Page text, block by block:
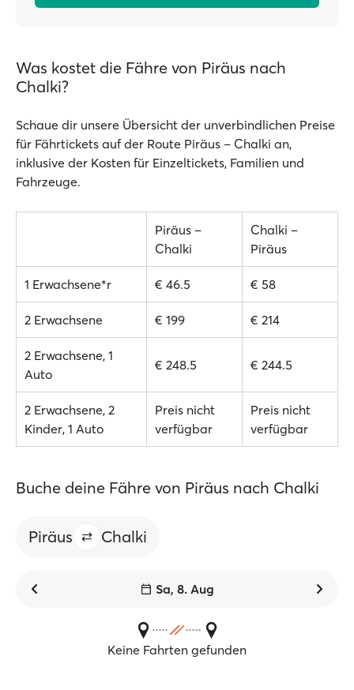
Was kostet die Fähre von Piräus nach
Chalki?
Schaue dir unsere Übersicht der unverbindlichen Preise
für Fährtickets auf der Route Piräus – Chalki an,
inklusive der Kosten für Einzeltickets, Familien und
Fahrzeuge.
Piräus –
Chalki
Chalki –
Piräus
1 Erwachsene*r € 46.5 € 58
2 Erwachsene € 199 € 214
2 Erwachsene, 1
Auto
€ 248.5 € 244.5
2 Erwachsene, 2
Kinder, 1 Auto
Preis nicht
verfügbar
Preis nicht
verfügbar
Buche deine Fähre von Piräus nach Chalki
Piräus Chalki
Sa, 8. Aug
Keine Fahrten gefunden